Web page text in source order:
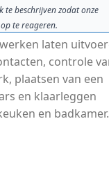
beschrijven zodat onze
te reageren.